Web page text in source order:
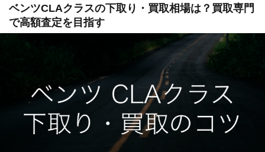
ベンツCLAクラスの下取り・買取相場は？買取専門
で高額査定を目指す